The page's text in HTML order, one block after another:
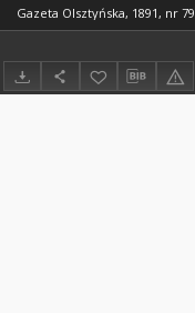
Gazeta Olsztyńska, 1891, nr 79